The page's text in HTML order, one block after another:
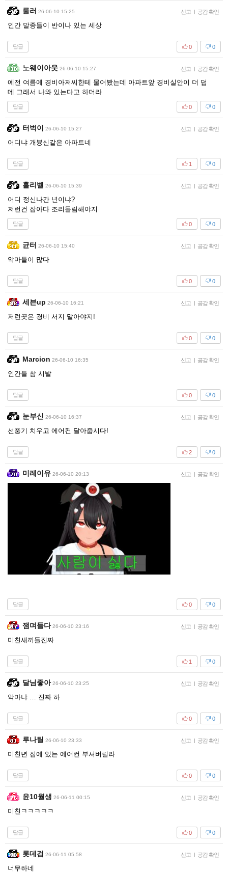
룰러 26-06-10 15:25 신고 | 공감 확인
인간 말종들이 반이나 있는 세상
답글 0
0
노웨이아웃 26-06-10 15:27 신고 | 공감 확인
예전 여름에 경비아저씨한테 물어봤는데 아파트앞 경비실안이 더 덥
데 그래서 나와 있는다고 하더라
답글 0
0
터벅이 26-06-10 15:27 신고 | 공감 확인
어디냐 개븅신같은 아파트네
답글 0
1
홀리벨 26-06-10 15:39 신고 | 공감 확인
어디 정신나간 년이냐?
저런건 잡아다 조리돌림해야지
답글 0
0
균터 26-06-10 15:40 신고 | 공감 확인
악마들이 많다
답글 0
0
세븐up 26-06-10 16:21 신고 | 공감 확인
저런곳은 경비 서지 말아야지!
답글 0
0
Marcion 26-06-10 16:35 신고 | 공감 확인
인간들 참 시발
답글 0
0
눈부신 26-06-10 16:37 신고 | 공감 확인
선풍기 치우고 에어컨 달아줍시다!
답글 0
2
미레이유 26-06-10 20:13 신고 | 공감 확인
답글 0
0
잼며들다 26-06-10 23:16 신고 공감 확인
미친새끼들진짜
답글 0
1
달님좋아 26-06-10 23:25 신고 공감 확인
악마냐 … 진짜 하
답글 0
0
루나틸 26-06-10 23:33 신고 공감 확인
미친년 집에 있는 에어컨 부셔버릴라
답글 0
0
윤10월생 26-06-11 00:15 신고 공감 확인
미친ㅋㅋㅋㅋㅋ
답글 0
0
롯데검 26-06-11 05:58 신고 공감 확인
너무하네